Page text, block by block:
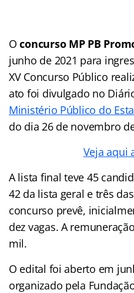
Oconcurso MP PB
junho de 2021 para
XV Concurso Público
ato foi divulgado no
Ministério Público do
do dia 26 de novembro
Veja aqui
A lista final teve 45
42 da lista geral e três
concurso prevê,
dez vagas. A
mil.
O edital foi aberto em
organizado pela